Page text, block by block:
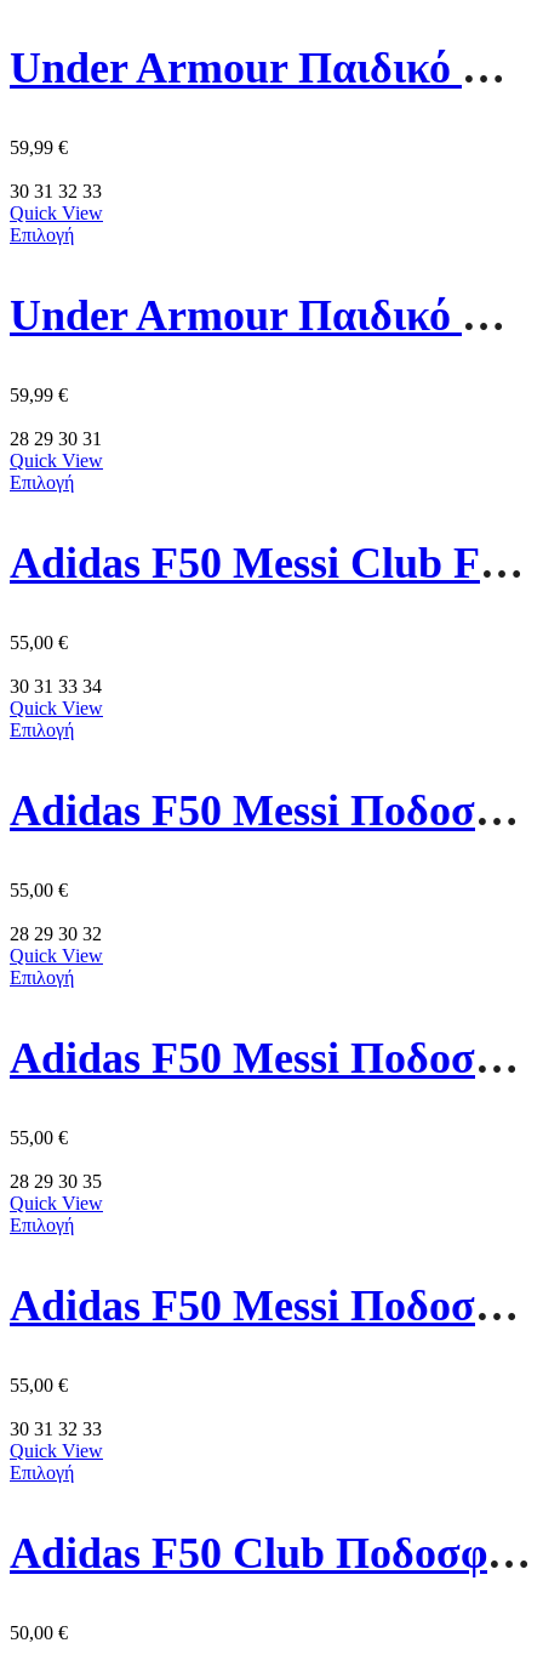
Under Armour Παιδικό Παπούτσι 3028514-004 Μαύρο
59,99 €
30 31 32 33
Quick View
Επιλογή
Under Armour Παιδικό Παπούτσι 3028514-001 Μαύρο/Χρυσό
59,99 €
28 29 30 31
Quick View
Επιλογή
Adidas F50 Messi Club FG/MG J Ποδοσφαιρικά Παπούτσια JP7458 Μπλε
55,00 €
30 31 33 34
Quick View
Επιλογή
Adidas F50 Messi Ποδοσφαιρικά Παπούτσια Σχάρα JR4427 Μπλε
55,00 €
28 29 30 32
Quick View
Επιλογή
Adidas F50 Messi Ποδοσφαιρικά Παπούτσια JP7457 Ασημί
55,00 €
28 29 30 35
Quick View
Επιλογή
Adidas F50 Messi Ποδοσφαιρικά Παπούτσια JP7453 Λευκό/Ασημί
55,00 €
30 31 32 33
Quick View
Επιλογή
Adidas F50 Club Ποδοσφαιρικά Παπούτσια JI0030 Μωβ
50,00 €